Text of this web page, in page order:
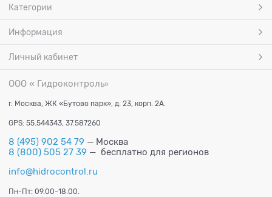
Категории
Информация
Личный кабинет
ООО « Гидроконтроль»
г. Москва, ЖК «Бутово парк», д. 23, корп. 2А.
GPS: 55.544343, 37.587260
8 (495) 902 54 79 — Москва
8 (800) 505 27 39 — бесплатно для регионов
info@hidrocontrol.ru
Пн-Пт: 09.00-18.00.